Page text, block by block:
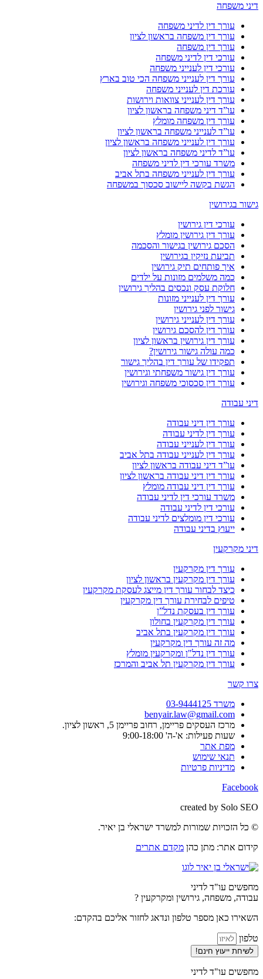
דיני משפחה
עורך דין לדיני משפחה
עורך דין משפחה בראשון לציון
עורך דין משפחה
עורכי דין לדיני משפחה
עורכי דין לענייני משפחה
עורך דין לענייני משפחה הכי טוב בארץ
עורכת דין לענייני משפחה
עורך דין לענייני צוואות וירושות
עו”ד דיני משפחה בראשון לציון
עורך דין משפחה מומלץ
עו”ד לענייני משפחה בראשון לציון
עורך דין לענייני משפחה בראשון לציון
עו”ד לדיני משפחה בראשון לציון
משרד עורכי דין לדיני משפחה
עורך דין לענייני משפחה בתל אביב
הגשת בקשה ליישוב סכסוך במשפחה
גישור בגירושין
עורכי דין גירושין
עורך דין גירושין מומלץ
הסכם גירושין בגישור והסכמה
תביעת נזיקין בגירושין
איך פותחים תיק גירושין
כמה משלמים מזונות על ילדים
חלוקת עסק ונכסים בהליך גירושין
עורך דין לענייני מזונות
גישור לפני גירושין
עורך דין לענייני גירושין
עורך דין להסכם גירושין
עורך דין גירושין בראשון לציון
כמה עולה גישור גירושין?
תפקידו של עורך דין בהליך גישור
עורך דין גישור משפחתי וגירושין
עורך דין סכסוכי משפחה וגירושין
דיני עבודה
עורך דין דיני עבודה
עורך דין לדיני עבודה
עורך דין לענייני עבודה
עורך דין לענייני עבודה בתל אביב
עו”ד דיני עבודה בראשון לציון
עורך דין דיני עבודה בראשון לציון
עורך דין דיני עבודה מומלץ
משרד עורכי דין לדיני עבודה
עורכי דין לדיני עבודה
עורכי דין מומלצים לדיני עבודה
ייעוץ בדיני עבודה
דיני מקרקעין
עורך דין מקרקעין
עורך דין מקרקעין בראשון לציון
כיצד לבחור עורך דין מייצג לעסקת מקרקעין
טיפים לבחירת עורך דין מקרקעין
עורך דין בעסקת נדל”ן
עורך דין מקרקעין בחולון
עורך דין מקרקעין בתל אביב
מה זה עורך דין מקרקעין
עורך דין נדל"ן ומקרקעין מומלץ
עורך דין מקרקעין תל אביב והמרכז
צרו קשר
משרד 03-9444125
benyair.law@gmail.com
מרכז העסקים פריימן, רחוב פריימן 5, ראשון לציון.
שעות פעילות: א'-ה' 9:00-18:00
מפת אתר
תנאי שימוש
מדיניות פרטיות
Facebook
created by Solo SEO
© כל הזכויות שמורות למשרד ישראלי בן יאיר.
קידום אתר: מתן כהן מקדם אתרים
מחפשים עו"ד לדיני
עבודה, משפחה, גירושין ומקרקעין ?
השאירו כאן מספר טלפון ונדאג לחזור אליכם בהקדם:
טלפון
לשיחת ייעוץ חינם!
מחפשים עו"ד לדיני